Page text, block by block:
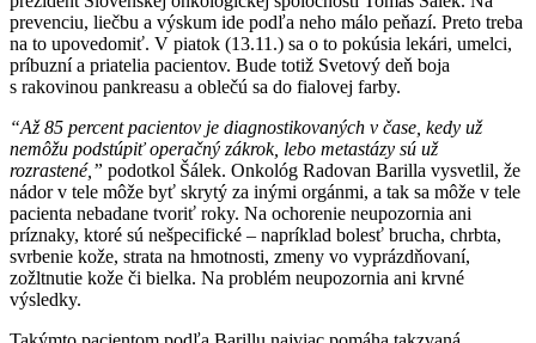
prevenciu, liečbu a výskum ide podľa neho málo peňazí. Preto treba
na to upovedomiť. V piatok (13.11.) sa o to pokúsia lekári, umelci,
príbuzní a priatelia pacientov. Bude totiž Svetový deň boja
s rakovinou pankreasu a oblečú sa do fialovej farby.
“Až 85 percent pacientov je diagnostikovaných v čase, kedy už
nemôžu podstúpiť operačný zákrok, lebo metastázy sú už
rozrastené,” podotkol Šálek. Onkológ Radovan Barilla vysvetlil, že
nádor v tele môže byť skrytý za inými orgánmi, a tak sa môže v tele
pacienta nebadane tvoriť roky. Na ochorenie neupozornia ani
príznaky, ktoré sú nešpecifické – napríklad bolesť brucha, chrbta,
svrbenie kože, strata na hmotnosti, zmeny vo vyprázdňovaní,
zožltnutie kože či bielka. Na problém neupozornia ani krvné
výsledky.